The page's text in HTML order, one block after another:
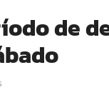
de